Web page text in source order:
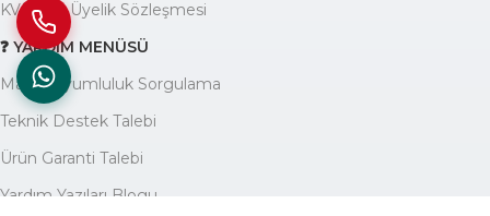
KVKK ve Üyelik Sözleşmesi
❓ YARDIM MENÜSÜ
Marka Uyumluluk Sorgulama
Teknik Destek Talebi
Ürün Garanti Talebi
Yardım Yazıları Blogu